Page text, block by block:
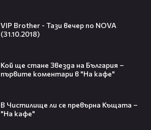
VIP Brother - Тази вечер по NOVA
(31.10.2018)
Кой ще стане Звезда на България –
първите коментари в "На кафе"
В Чистилище ли се превърна Къщата –
"На кафе"
притежават технология за
телепортация!"😯💥
срещу Конг“ си отиде на 18🕊️